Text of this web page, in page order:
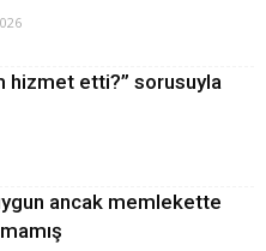
hizmet etti?” sorusuyla
ancak memlekette